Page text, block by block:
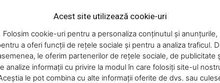
Company
About
Contact us
faptul că practică promoţii la diverse produse
primiţi un fond de ten cadou“ şi „La
primiţi cadou o cremă de ochi antirid“, fără a fi
sau faptul că acestea se desfăşoară in limita
verificaţi nu aveau afişate preţurile şi tarifele în
Acest site utilizează cookie-uri
Folosim cookie-uri pentru a personaliza conținutul și anunțurile,
a oferi funcții de rețele sociale și pentru a analiza traficul.
le oferim partenerilor de rețele sociale, de publicitate
analize informații cu privire la modul în care folosiți site-ul
le pot combina cu alte informații oferite de dvs. sau